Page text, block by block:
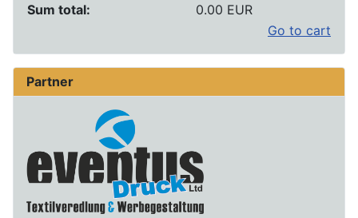
Sum total:
0.00 EUR
Go to cart
Partner